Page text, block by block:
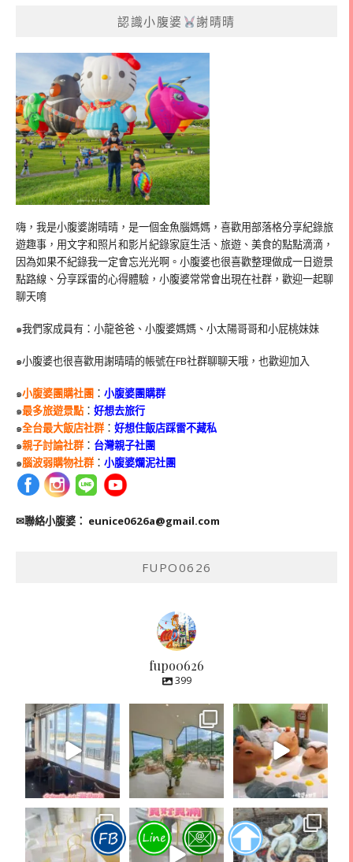
認識小腹婆 謝晴晴
嗨，我是小腹婆謝晴晴，是一個金魚腦媽媽，喜歡用部落格分享紀錄旅
遊趣事，用文字和照片和影片紀錄家庭生活、旅遊、美食的點點滴滴，
因為如果不紀錄我一定會忘光光啊。小腹婆也很喜歡整理做成一日遊景
點路線、分享踩雷的心得體驗，小腹婆常常會出現在社群，歡迎一起聊
聊天唷
๑我們家成員有：小龍爸爸、小腹婆媽媽、小太陽哥哥和小屁桃妹妹
๑小腹婆也很喜歡用謝晴晴的帳號在FB社群聊聊天哦，也歡迎加入
๑小腹婆團購社團 ： 小腹婆團購群
๑最多旅遊景點： 好想去旅行
๑全台最大飯店社群： 好想住飯店踩雷不藏私
๑親子討論社群： 台灣親子社團
๑腦波弱購物社群： 小腹婆爛泥社團
✉聯絡小腹婆： eunice0626a@gmail.com
FUPO0626
fupo0626
399